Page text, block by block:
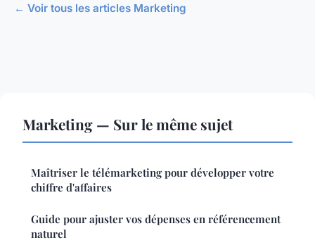
← Voir tous les articles Marketing
Marketing — Sur le même sujet
Maîtriser le télémarketing pour développer votre
chiffre d'affaires
Guide pour ajuster vos dépenses en référencement
naturel